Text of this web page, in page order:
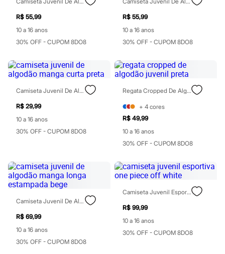
Bermudas
Camisetas
Calças
Calçados
Regatas
Cuecas
Meias
Pijamas
Moda praia
Plus size
Blusas e Camisetas
Calças
Camisas
Moda esportiva
Shorts e Bermudas
Todos os produtos
Infantil
Em alta
Arrumadinho para os meninos
Romântico para as meninas
Novidades
Roupas menina
R$ 55,99
10 a 16 anos
30% OFF - CUPOM 8DO8
R$ 55,99
10 a 16 anos
30% OFF - CUPOM 8DO8
Camiseta Juvenil De Algodão Manga Curta Preta
R$ 29,99
10 a 16 anos
30% OFF - CUPOM 8DO8
Regata Cropped De Algodão Juvenil Preta
+ 4 cores
R$ 49,99
10 a 16 anos
30% OFF - CUPOM 8DO8
Camiseta Juvenil De Algodão Manga Longa Estampada Bege
R$ 69,99
10 a 16 anos
30% OFF - CUPOM 8DO8
Camiseta Juvenil Esportiva One Piece Off White
R$ 99,99
10 a 16 anos
30% OFF - CUPOM 8DO8